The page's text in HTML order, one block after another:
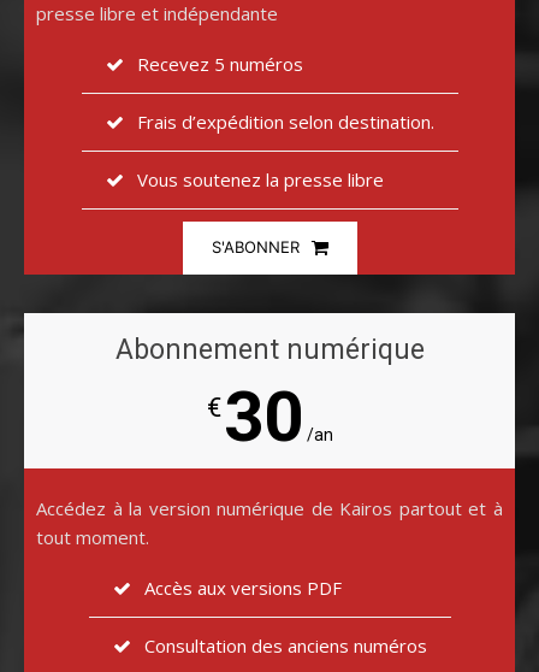
presse libre et indépendante
Recevez 5 numéros
Frais d’expédition selon destination.
Vous soutenez la presse libre
S'ABONNER
Abonnement numérique
€30 /an
Accédez à la version numérique de Kairos partout et à
tout moment.
Accès aux versions PDF
Consultation des anciens numéros